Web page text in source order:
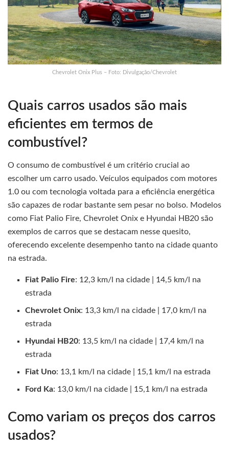
Chevrolet Onix Plus – Foto: Divulgação/Chevrolet
Quais carros usados são mais
eficientes em termos de
combustível?
O consumo de combustível é um critério crucial ao
escolher um carro usado. Veículos equipados com motores
1.0 ou com tecnologia voltada para a eficiência energética
são capazes de rodar bastante sem pesar no bolso. Modelos
como Fiat Palio Fire, Chevrolet Onix e Hyundai HB20 são
exemplos de carros que se destacam nesse quesito,
oferecendo excelente desempenho tanto na cidade quanto
na estrada.
Fiat Palio Fire: 12,3 km/l na cidade | 14,5 km/l na
estrada
Chevrolet Onix: 13,3 km/l na cidade | 17,0 km/l na
estrada
Hyundai HB20: 13,5 km/l na cidade | 17,4 km/l na
estrada
Fiat Uno: 13,1 km/l na cidade | 15,1 km/l na estrada
Ford Ka: 13,0 km/l na cidade | 15,1 km/l na estrada
Como variam os preços dos carros
usados?